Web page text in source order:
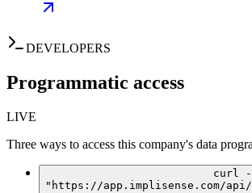
DEVELOPERS
Programmatic access
LIVE
Three ways to access this company's data
curl -
"https://app.implisense.com/api/